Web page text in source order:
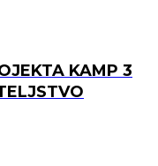
KAMP 3